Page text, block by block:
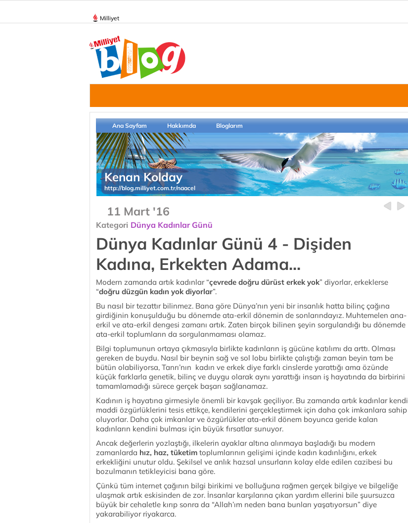
Milliyet
Ana Sayfam Hakkımda Bloglarım
Kenan Kolday
http://blog.milliyet.com.tr/naacel
11 Mart '16
Kategori Dünya Kadınlar Günü
Dünya Kadınlar Günü 4 - Dişiden
Kadına, Erkekten Adama...
Modern zamanda artık kadınlar “çevrede doğru dürüst erkek yok” diyorlar, erkeklerse
“doğru düzgün kadın yok diyorlar”.
Bu nasıl bir tezattır bilinmez. Bana göre Dünya’nın yeni bir insanlık hatta bilinç çağına
girdiğinin konuşulduğu bu dönemde ata-erkil dönemin de sonlarındayız. Muhtemelen ana-
erkil ve ata-erkil dengesi zamanı artık. Zaten birçok bilinen şeyin sorgulandığı bu dönemde
ata-erkil toplumların da sorgulanmaması olamaz.
Bilgi toplumunun ortaya çıkmasıyla birlikte kadınların iş gücüne katılımı da arttı. Olması
gereken de buydu. Nasıl bir beynin sağ ve sol lobu birlikte çalıştığı zaman beyin tam be
bütün olabiliyorsa, Tanrı’nın kadın ve erkek diye farklı cinslerde yarattığı ama özünde
küçük farklarla genetik, bilinç ve duygu olarak aynı yarattığı insan iş hayatında da birbirini
tamamlamadığı sürece gerçek başarı sağlanamaz.
Kadının iş hayatına girmesiyle önemli bir kavşak geçiliyor. Bu zamanda artık kadınlar kendi
maddi özgürlüklerini tesis ettikçe, kendilerini gerçekleştirmek için daha çok imkanlara sahip
oluyorlar. Daha çok imkanlar ve özgürlükler ata-erkil dönem boyunca geride kalan
kadınların kendini bulması için büyük fırsatlar sunuyor.
Ancak değerlerin yozlaştığı, ilkelerin ayaklar altına alınmaya başladığı bu modern
zamanlarda hız, haz, tüketim toplumlarının gelişimi içinde kadın kadınlığını, erkek
erkekliğini unutur oldu. Şekilsel ve anlık hazsal unsurların kolay elde edilen cazibesi bu
bozulmanın tetikleyicisi bana göre.
Çünkü tüm internet çağının bilgi birikimi ve bolluğuna rağmen gerçek bilgiye ve bilgeliğe
ulaşmak artık eskisinden de zor. İnsanlar karşılarına çıkan yardım ellerini bile şuursuzca
büyük bir cehaletle kırıp sonra da “Allah’ım neden bana bunları yaşatıyorsun” diye
yakarabiliyor riyakarca.